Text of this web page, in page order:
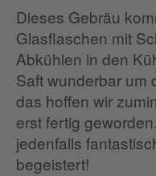
Dieses Gebräu
Glasflaschen mit
Abkühlen in den
Saft wunderbar um
das hoffen wir
erst fertig
jedenfalls
begeistert!